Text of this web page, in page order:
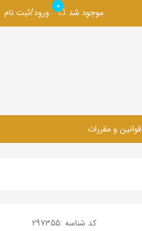
موجود شد
0
ورود/ثبت نام
قوانین و مقررات
کد شناسه :297355